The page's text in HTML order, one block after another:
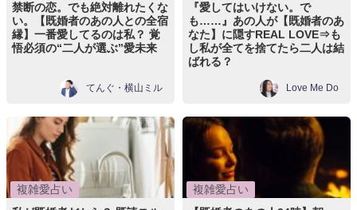
禁断の恋。でも絶対離れたくな
い。【既婚者のあの人との全宿
縁】一番愛してるのは私？ 覚
悟必須の“二人が選ぶ”愛未来
てんぐ・横山ミル
『愛してはいけない。で
も……』あの人が【既婚者のあ
なた】に隠すREAL LOVE⇒も
し私が全てを捨てたら二人は結
ばれる？
Love Me Do
複雑愛占い
複雑愛占い